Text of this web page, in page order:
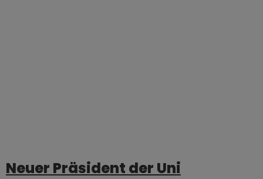
Neuer Präsident der Uni